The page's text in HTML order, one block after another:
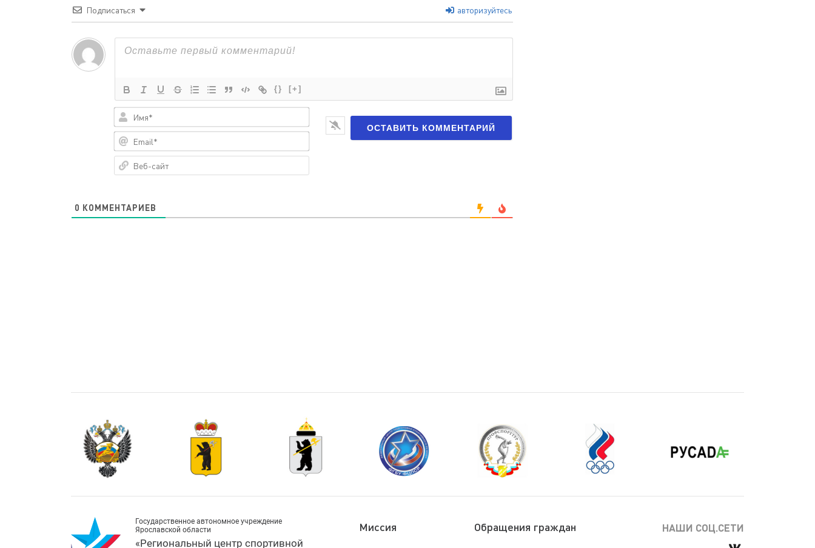
Подписаться авторизуйтесь
{} [+]
Имя*
Email*
сайт
0 КОММЕНТАРИЕВ
Государственное автономное учреждение
Ярославской области
«Региональный центр спортивной
Миссия
Обращения граждан
НАШИ СОЦ.СЕТИ